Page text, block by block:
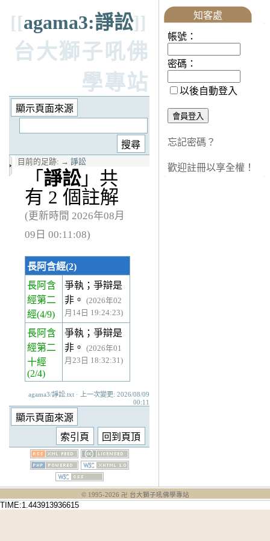
[[agama3:諍訟]]
台大獅子吼佛
學專站
目前的足跡: → 諍訟
「 諍訟」共
有 2 個註解
(更新時間 2026年08月
09日 00:11:08)
長阿含經(2)
長阿含
經第二
經(4/9)
爭執；爭辯是
非。
(2026年02
月14日 19:24:23)
長阿含
經第二
十經
(2/4)
爭執；爭辯是
非。
(2026年01
月23日 18:32:31)
agama3/諍訟.txt · 上一次變更: 2026/08/09
00:11
知客處
帳號：
密碼：
以後自動登入
忘記密碼？
歡迎註冊以享全權！
© 1995-2026 卍 台大獅子吼佛學專站
TIME:1.443913936615